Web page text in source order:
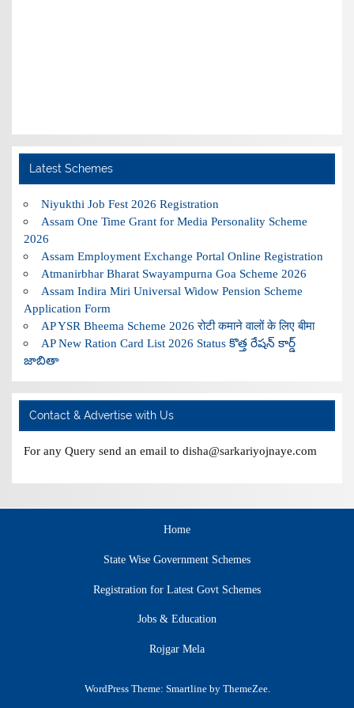
Latest Schemes
Niyukthi Job Fest 2026 Registration
Assam One Time Grant for Media Personality Scheme
2026
Assam Employment Exchange Portal Online Registration
Atmanirbhar Bharat Swayampurna Goa Scheme 2026
Assam Indira Miri Universal Widow Pension Scheme
Application Form
AP YSR Bheema Scheme 2026 रोटी कमाने वालों के लिए बीमा
AP New Ration Card List 2026 Status కొత్త రేషన్ కార్డ్
జాబితా
Contact & Advertise with Us
For any Query send an email to disha@sarkariyojnaye.com
Home
State Wise Government Schemes
Registration for Latest Govt Schemes
Jobs & Education
Rojgar Mela
WordPress Theme: Smartline by ThemeZee.